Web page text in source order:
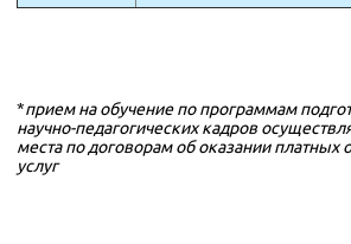
*прием на обучение по программам
научно-педагогических кадров
места по договорам об оказании платных
услуг